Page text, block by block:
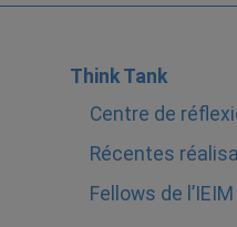
Think Tank
Centre de
Récentes
Fellows de l’IEIM